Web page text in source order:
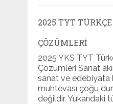
2025 TYT
ÇÖZÜMLERI
2025 YKS TYT
Çözümleri Sanat
sanat ve edebiyata
muhtevası çoğu
değildir. Yukarıdaki